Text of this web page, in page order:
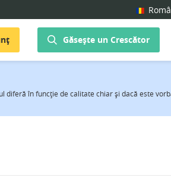
Găsește un Crescător
diferă în funcţie de calitate chiar şi dacă este